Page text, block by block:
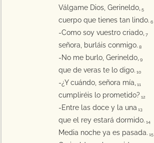
Válgame Dios, Gerineldo, 5
cuerpo que tienes tan lindo. 6
-Como soy vuestro criado, 7
señora, burláis conmigo. 8
-No me burlo, Gerineldo, 9
que de veras te lo digo. 10
-¿Y cuándo, señora mía, 11
cumpliréis lo prometido? 12
-Entre las doce y la una 13
que el rey estará dormido. 14
Media noche ya es pasada. 15